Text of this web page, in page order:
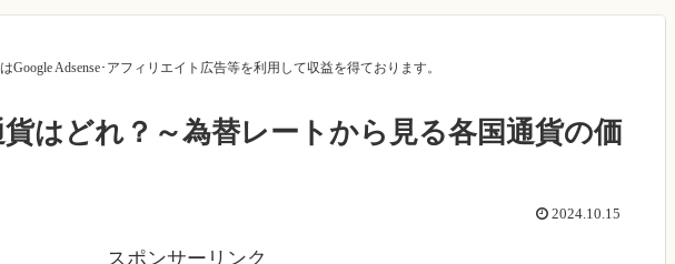
Google Adsense･アフィリエイト広告等を利用して収益を得ております。
はどれ？～為替レートから見る各国通貨の価
2024.10.15
スポンサーリンク